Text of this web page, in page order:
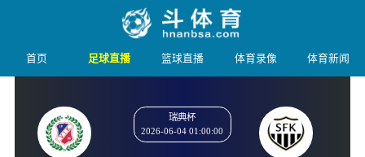
首页 足球直播 篮球直播 体育录像 体育新闻
瑞典杯